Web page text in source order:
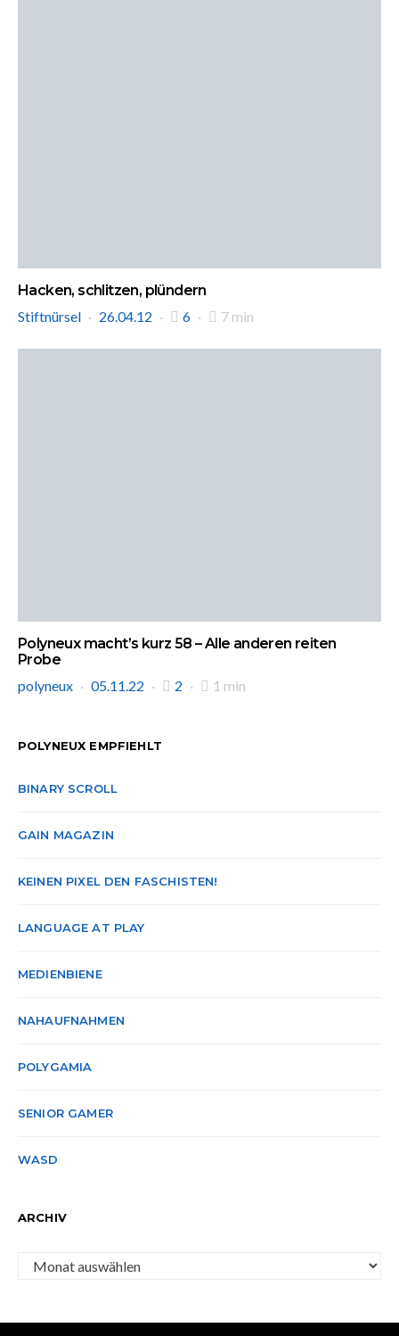
Hacken, schlitzen, plündern
Stiftnürsel
26.04.12 6 7 min
Polyneux macht’s kurz 58 – Alle anderen reiten
Probe
polyneux
05.11.22 2 1 min
POLYNEUX EMPFIEHLT
BINARY SCROLL
GAIN MAGAZIN
KEINEN PIXEL DEN FASCHISTEN!
LANGUAGE AT PLAY
MEDIENBIENE
NAHAUFNAHMEN
POLYGAMIA
SENIOR GAMER
WASD
ARCHIV
Archiv